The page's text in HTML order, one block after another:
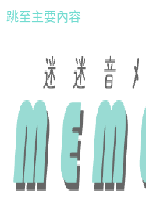
跳至主要內容